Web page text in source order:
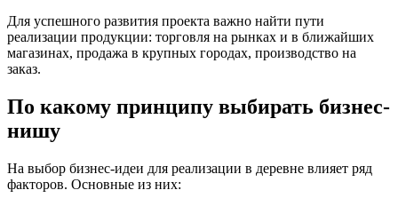
Для успешного развития проекта важно найти пути
реализации продукции: торговля на рынках и в ближайших
магазинах, продажа в крупных городах, производство на
заказ.
По какому принципу выбирать бизнес-
нишу
На выбор бизнес-идеи для реализации в деревне влияет ряд
факторов. Основные из них: